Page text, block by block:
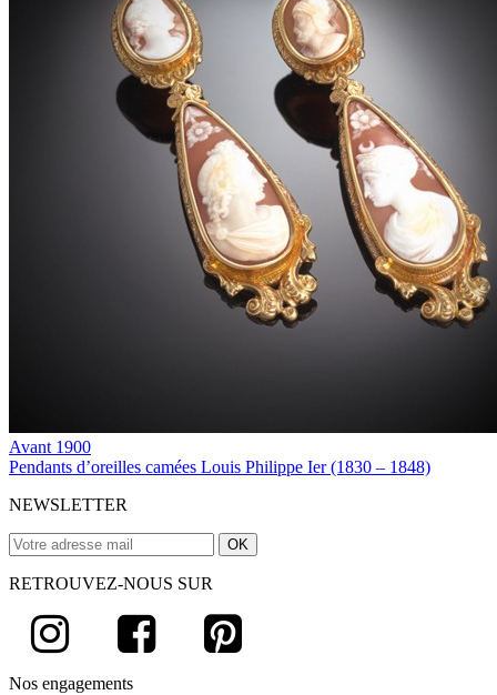
Avant 1900
Pendants d’oreilles camées Louis Philippe Ier (1830 – 1848)
NEWSLETTER
RETROUVEZ-NOUS SUR
Nos engagements